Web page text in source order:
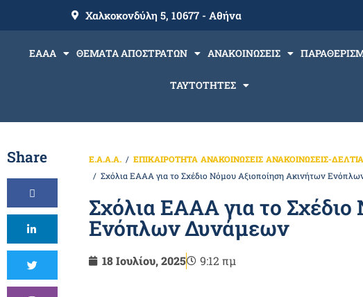
Χαλκοκονδύλη 5, 10677 - Αθήνα
ΕΑΑΑ ΘΕΜΑΤΑ ΑΠΟΣΤΡΑΤΩΝ ΑΝΑΚΟΙΝΩΣΕΙΣ
ΤΑΥΤΟΤΗΤΕΣ
Share Ε.Α.Α.Α. ΕΠΙΚΑΙΡΟΤΗΤΑ ΑΝΑΚΟΙΝΩΣΕΙΣ ΑΝΑΚΟΙΝΩΣΕΙΣ-
Σχόλια ΕΑΑΑ για το Σχέδιο Νόμου Αξιοποίηση Ακινήτων
Σχόλια ΕΑΑΑ για το
Ενόπλων Δυνάμεων
18 Ιουλίου, 2025 9:12 πμ